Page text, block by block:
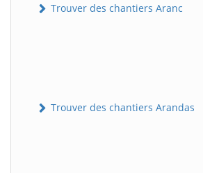
Trouver des chantiers Aranc
Trouver des chantiers Arandas